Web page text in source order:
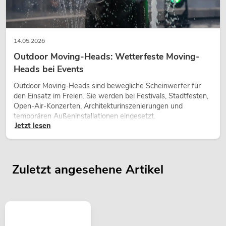
14.05.2026
Outdoor Moving-Heads: Wetterfeste Moving-
Heads bei Events
Outdoor Moving-Heads sind bewegliche Scheinwerfer für
den Einsatz im Freien. Sie werden bei Festivals, Stadtfesten,
Open-Air-Konzerten, Architekturinszenierungen und
temporären Außeninstallationen eingesetzt.
Jetzt lesen
Zuletzt angesehene Artikel